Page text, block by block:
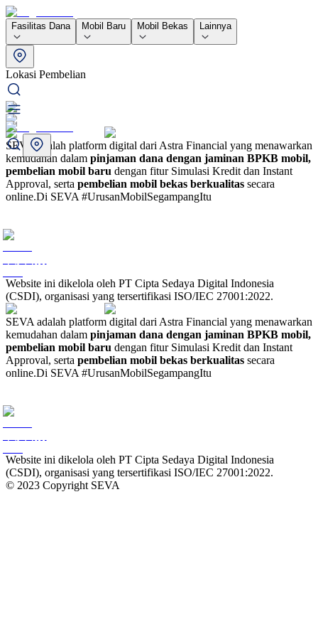
Fasilitas Dana Mobil Baru Mobil Bekas Lainnya
Lokasi Pembelian
SEVA adalah platform digital dari Astra Financial yang menawarkan
kemudahan dalam pinjaman dana dengan jaminan BPKB mobil,
pembelian mobil baru dengan fitur Simulasi Kredit dan Instant
Approval, serta pembelian mobil bekas berkualitas secara
online.Di SEVA #UrusanMobilSegampangItu
Website ini dikelola oleh PT Cipta Sedaya Digital Indonesia
(CSDI), organisasi yang tersertifikasi ISO/IEC 27001:2022.
SEVA adalah platform digital dari Astra Financial yang menawarkan
kemudahan dalam pinjaman dana dengan jaminan BPKB mobil,
pembelian mobil baru dengan fitur Simulasi Kredit dan Instant
Approval, serta pembelian mobil bekas berkualitas secara
online.Di SEVA #UrusanMobilSegampangItu
Website ini dikelola oleh PT Cipta Sedaya Digital Indonesia
(CSDI), organisasi yang tersertifikasi ISO/IEC 27001:2022.
© 2023 Copyright SEVA